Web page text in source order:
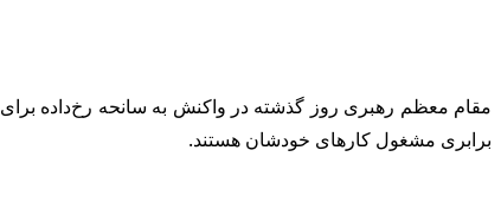
مقام معظم رهبری روز گذشته در واکنش به سانحه رخ‌داده برای
برابری مشغول کارهای خودشان هستند.